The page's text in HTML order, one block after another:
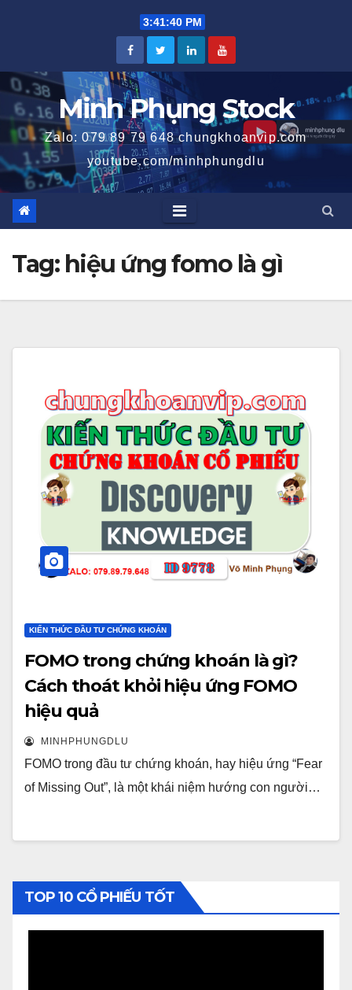
3:41:41 PM
Minh Phụng Stock
Zalo: 079 89 79 648 chungkhoanvip.com
youtube.com/minhphungdlu
Tag: hiệu ứng fomo là gì
KIẾN THỨC ĐẦU TƯ CHỨNG KHOÁN
FOMO trong chứng khoán là gì?
Cách thoát khỏi hiệu ứng FOMO
hiệu quả
MINHPHUNGDLU
FOMO trong đầu tư chứng khoán, hay hiệu ứng “Fear
of Missing Out”, là một khái niệm hướng con người…
TOP 10 CỔ PHIẾU TỐT